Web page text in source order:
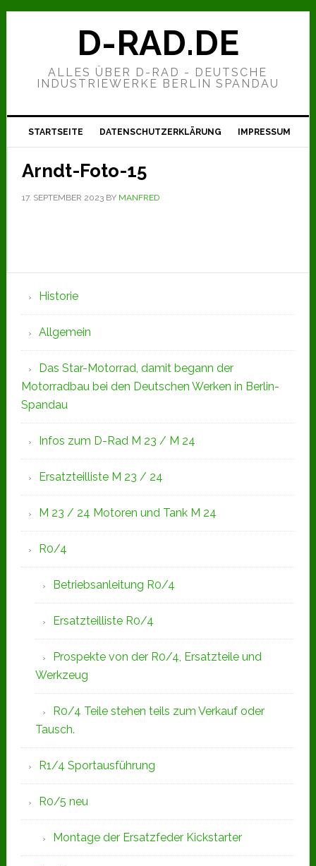
Zur
Hauptnavigation
Zum
Zur
D-RAD.DE
ALLES ÜBER D-RAD - DEUTSCHE
INDUSTRIEWERKE BERLIN SPANDAU
STARTSEITE DATENSCHUTZERKLÄRUNG IMPRESSUM
Arndt-Foto-15
17. SEPTEMBER 2023BY MANFRED
Seitenspalte
Historie
Allgemein
Das Star-Motorrad, damit begann der
Motorradbau bei den Deutschen Werken in Berlin-
Spandau
Infos zum D-Rad M 23 / M 24
Ersatzteilliste M 23 / 24
M 23 / 24 Motoren und Tank M 24
R0/4
Betriebsanleitung R0/4
Ersatzteilliste R0/4
Prospekte von der R0/4, Ersatzteile und
Werkzeug
R0/4 Teile stehen teils zum Verkauf oder
Tausch.
R1/4 Sportausführung
R0/5 neu
Montage der Ersatzfeder Kickstarter